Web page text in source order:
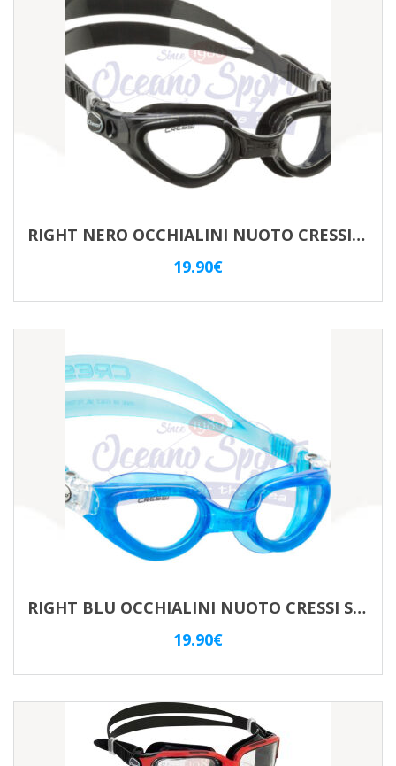
RIGHT NERO OCCHIALINI NUOTO CRESSI SUB CLEAR
19.90€
RIGHT BLU OCCHIALINI NUOTO CRESSI SUB CLEAR
19.90€